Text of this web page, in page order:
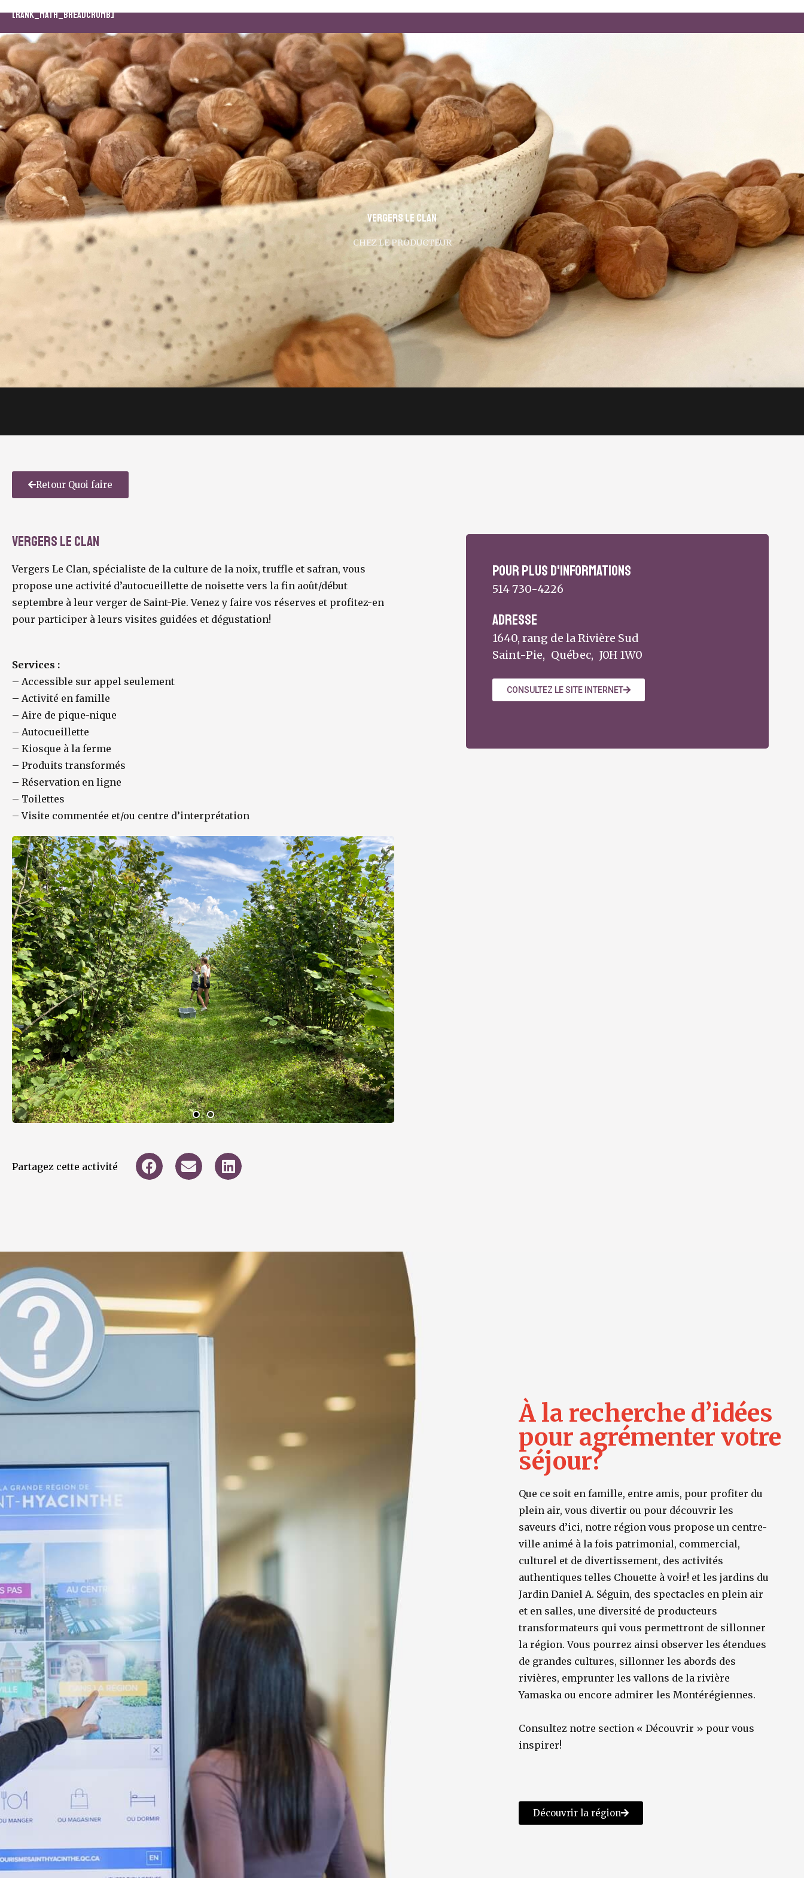
[rank_math_breadcrumb]
Vergers Le Clan
CHEZ LE PRODUCTEUR
Retour Quoi faire
Vergers Le Clan
Vergers Le Clan, spécialiste de la culture de la noix, truffle et safran, vous
propose une activité d’autocueillette de noisette vers la fin août/début
septembre à leur verger de Saint-Pie. Venez y faire vos réserves et profitez-en
pour participer à leurs visites guidées et dégustation!
Services :
– Accessible sur appel seulement
– Activité en famille
– Aire de pique-nique
– Autocueillette
– Kiosque à la ferme
– Produits transformés
– Réservation en ligne
– Toilettes
–Visite commentée et/ou centre d’interprétation
Partagez cette activité
Pour plus d'informations
514 730-4226
Adresse
1640, rang de la Rivière Sud
Saint-Pie, Québec, J0H 1W0
CONSULTEZ LE SITE INTERNET
À la recherche d’idées
pour agrémenter votre
séjour?
Que ce soit en famille, entre amis, pour profiter du
plein air, vous divertir ou pour découvrir les
saveurs d’ici, notre région vous propose un centre-
ville animé à la fois patrimonial, commercial,
culturel et de divertissement, des activités
authentiques telles Chouette à voir! et les jardins du
Jardin Daniel A. Séguin, des spectacles en plein air
et en salles, une diversité de producteurs
transformateurs qui vous permettront de sillonner
la région. Vous pourrez ainsi observer les étendues
de grandes cultures, sillonner les abords des
rivières, emprunter les vallons de la rivière
Yamaska ou encore admirer les Montérégiennes.
Consultez notre section « Découvrir » pour vous
inspirer!
Découvrir la région